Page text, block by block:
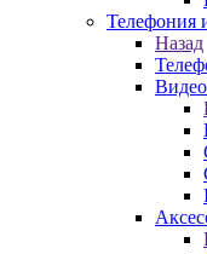
Телефония
Назад